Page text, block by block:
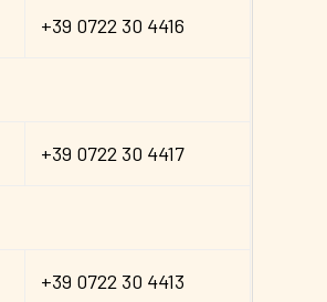
+39 0722 30 4416
+39 0722 30 4417
+39 0722 30 4413